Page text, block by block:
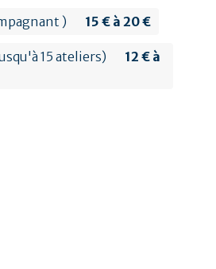
) 15 € à 20 €
15 ateliers)
12 € à